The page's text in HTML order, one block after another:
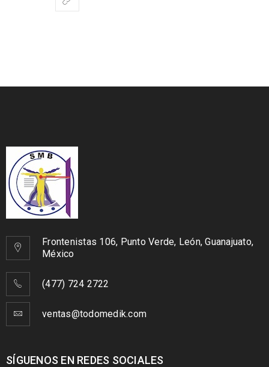
Frontenistas 106, Punto Verde, León, Guanajuato,
México
(477) 724 2722
ventas@todomedik.com
SÍGUENOS EN REDES SOCIALES